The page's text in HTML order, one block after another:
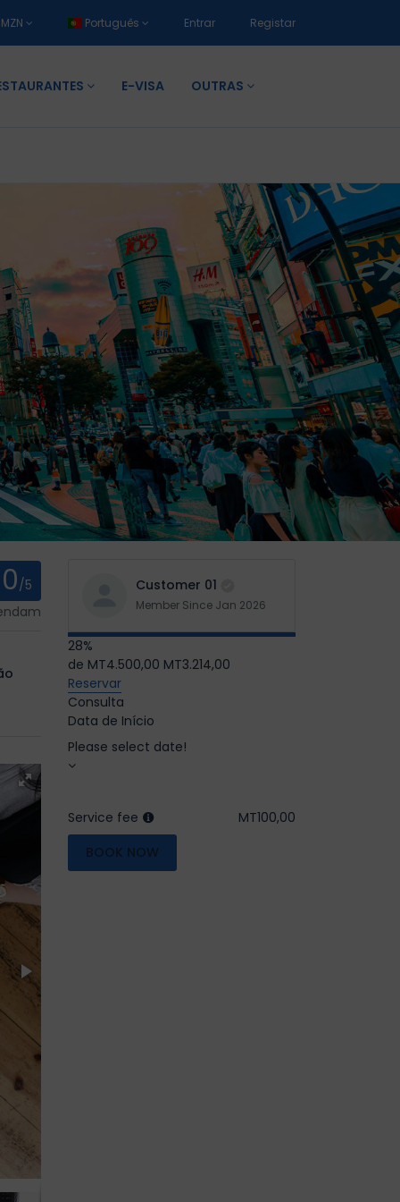
MZN Português Entrar Registar
E-VISA OUTRAS
0/5
Customer 01
Member Since Jan 2026
28%
de MT4.500,00 MT3.214,00
Reservar
Consulta
Data de Início
Please select date!
Service fee
MT100,00
BOOK NOW